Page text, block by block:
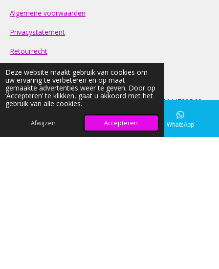
Deze website maakt gebruik van cookies om
uw ervaring te verbeteren en op maat
gemaakte advertenties weer te geven. Door op
‘Accepteren’ te klikken, gaat u akkoord met het
gebruik van alle cookies.
Afwijzen Accepteren
Algemene voorwaarden
Privacystatement
Retourrecht
Contact
FAQ
© 2026 light-nd-glow KVK: 42033026 BTW:NL005444729B69
Alle prijzen op onze website zijn Inclusief BTW
E-mailadres Instagram WhatsApp